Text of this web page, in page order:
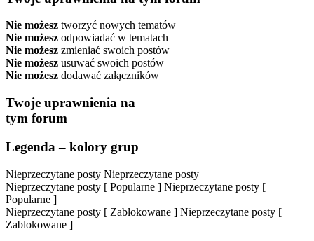
Nie możesz tworzyć nowych tematów
Nie możesz odpowiadać w tematach
Nie możesz zmieniać swoich postów
Nie możesz usuwać swoich postów
Nie możesz dodawać załączników
Twoje uprawnienia na
tym forum
Legenda – kolory grup
Nieprzeczytane posty Nieprzeczytane posty
Nieprzeczytane posty [ Popularne ] Nieprzeczytane posty [
Popularne ]
Nieprzeczytane posty [ Zablokowane ] Nieprzeczytane posty [
Zablokowane ]